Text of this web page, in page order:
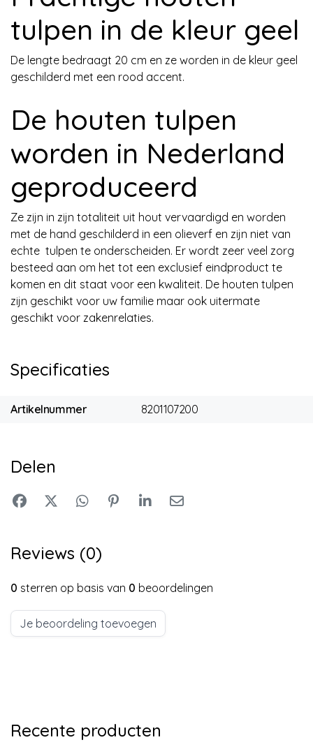
tulpen in de kleur geel
De lengte bedraagt 20 cm en ze worden in de kleur geel
geschilderd met een rood accent.
De houten tulpen
worden in Nederland
geproduceerd
Ze zijn in zijn totaliteit uit hout vervaardigd en worden
met de hand geschilderd in een olieverf en zijn niet van
echte tulpen te onderscheiden. Er wordt zeer veel zorg
besteed aan om het tot een exclusief eindproduct te
komen en dit staat voor een kwaliteit. De houten tulpen
zijn geschikt voor uw familie maar ook uitermate
geschikt voor zakenrelaties.
Specificaties
Artikelnummer 8201107200
Delen
Reviews (0)
0 sterren op basis van 0 beoordelingen
Je beoordeling toevoegen
Recente producten